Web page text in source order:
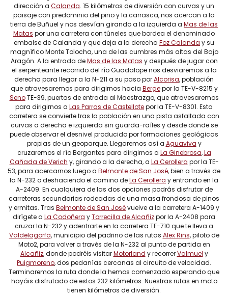
dirección a Calanda. 15 kilómetros de diversión con curvas y un
paisaje con predominio del pino y la carrasca, nos acercan a la
tierra de Buñuel y nos desvían girando a la izquierda a Mas de las
Matas por una carretera con túneles que bordea el denominado
embalse de Calanda y que deja a la derecha Foz Calanda y su
magnífico Monte Tolocha, una de las cumbres más altas del Bajo
Aragón. A la entrada deMas de las Matas y después de jugar con
el serpenteante recorrido del río Guadalope nos desviaremos a la
derecha para llegar a la N-211 a su paso porAlcorisa, población
que atravesaremos para dirigirnos hacia Bergepor la TE-V-8215 y
SenoTE-39, puertas de entrada al Maestrazgo, que atravesaremos
para dirigirnos a Las Parras de Castellotepor la TE-V-8301. Esta
carretera se convierte tras la población en una pista asfaltada con
curvas a derecha e izquierda sin guarda-raíles y desde donde se
puede observar el desnivel producido por formaciones geológicas
propias de un geoparque. Llegaremos así a Aguaviva y
cruzaremos el río Bergantes para dirigirnos a La Ginebrosa,La
Cañada de Verich y, girando a la derecha, a La Cerollera por la TE-
53, para acercarnos luego a Belmonte de San José, bien a través de
la N-232 o deshaciendo el camino deLa Cerollera y entrando en la
A-2409. En cualquiera de las dos opciones podrás disfrutar de
carreteras secundarias rodeadas de una masa frondosa de pinos
y ermitas. Tras Belmonte de San Josévuelve a la carretera A-1409 y
dirígete a La Codoñera yTorrecilla de Alcañizpor la A-2408 para
cruzar la N-232 y adentrarte en la carretera TE-710 que te lleva a
Valdelagorfa, municipio del padrino de las rutas Alex Rins, piloto de
Moto2, para volver a través de la N-232 al punto de partida en
Alcañiz, donde podréis visitarMotorland y recorrerValmuel y
Puigmoreno, dos pedanías cercanas al circuito de velocidad.
Terminaremos la ruta donde la hemos comenzado esperando que
hayáis disfrutado de estos 232 kilómetros. Nuestras rutas en moto
tienen kilómetros de diversión.